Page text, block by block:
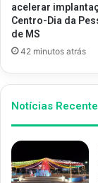
acelerar
Centro-Dia da
de MS
42 minutos atrás
Notícias